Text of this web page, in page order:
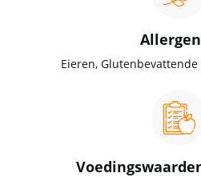
Eieren, Glutenbevattende